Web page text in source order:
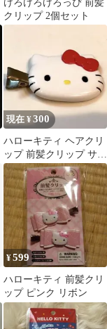
けろけろけろっぴ 前髪
クリップ 2個セット
現在 ¥300
ハローキティ ヘアクリ
ップ 前髪クリップ サン
リオ
¥599
ハローキティ 前髪クリ
ップ ピンク リボン